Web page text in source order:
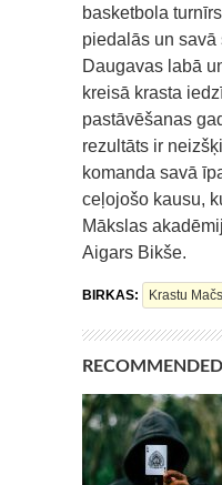
basketbola
piedalās un savā
Daugavas labā
kreisā krasta
pastāvēšanas
rezultāts ir
komanda savā
ceļojošo kausu,
Mākslas
Aigars Bikše.
BIRKAS: Krastu Mačs